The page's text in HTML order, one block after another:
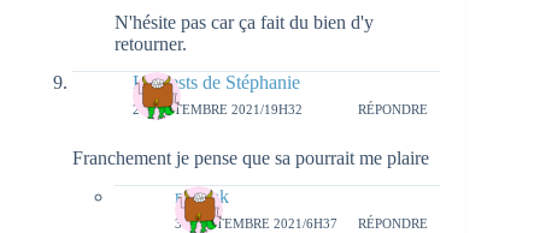
N'hésite pas car ça fait du bien d'y
retourner.
Les tests de Stéphanie
28 SEPTEMBRE 2021/19H32 RÉPONDRE
Franchement je pense que sa pourrait me plaire
natieak
30 SEPTEMBRE 2021/6H37 RÉPONDRE